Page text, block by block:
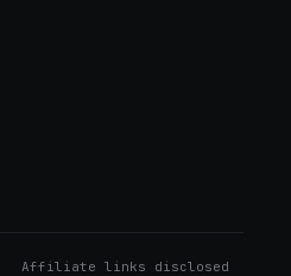
Affiliate links disclosed